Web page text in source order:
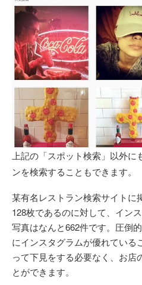
上記の「スポット検索」以外に
ンを検索することもできます。
某有名レストラン検索サイトに
128枚であるのに対して、イン
写真はなんと662件です。圧倒
にインスタグラムが優れている
って下見をする必要なく、お店
とができます。